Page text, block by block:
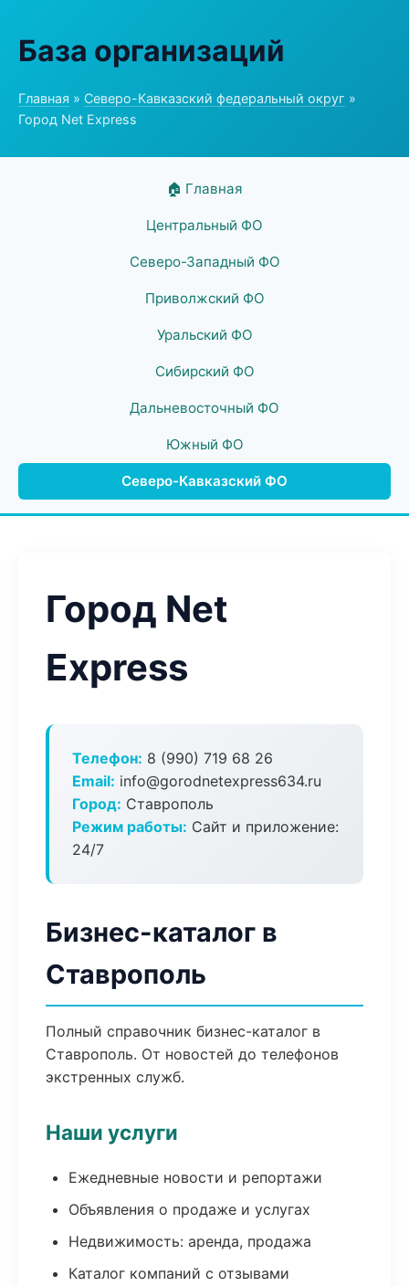
База организаций
Главная » Северо-Кавказский федеральный округ »
Город Net Express
🏠 Главная
Центральный ФО
Северо-Западный ФО
Приволжский ФО
Уральский ФО
Сибирский ФО
Дальневосточный ФО
Южный ФО
Северо-Кавказский ФО
Город Net
Express
Телефон: 8 (990) 719 68 26
Email: info@gorodnetexpress634.ru
Город: Ставрополь
Режим работы: Сайт и приложение:
24/7
Бизнес-каталог в
Ставрополь
Полный справочник бизнес-каталог в
Ставрополь. От новостей до телефонов
экстренных служб.
Наши услуги
Ежедневные новости и репортажи
Объявления о продаже и услугах
Недвижимость: аренда, продажа
Каталог компаний с отзывами